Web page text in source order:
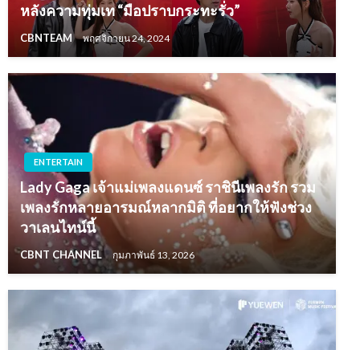
หลังความทุ่มเท “มือปราบกระทะรั่ว”
CBNTEAM พฤศจิกายน 24, 2024
ENTERTAIN
Lady Gaga เจ้าแม่เพลงแดนซ์ ราชินีเพลงรัก รวม
เพลงรักหลายอารมณ์หลากมิติ ที่อยากให้ฟังช่วง
วาเลนไทน์นี้
CBNT CHANNEL กุมภาพันธ์ 13, 2026